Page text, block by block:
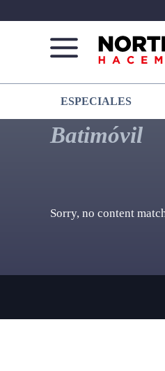
Norte
De
Chihuahua
Más
que
noticias,
hacemos
ESPECIALES
Batimóvil
Sorry, no content